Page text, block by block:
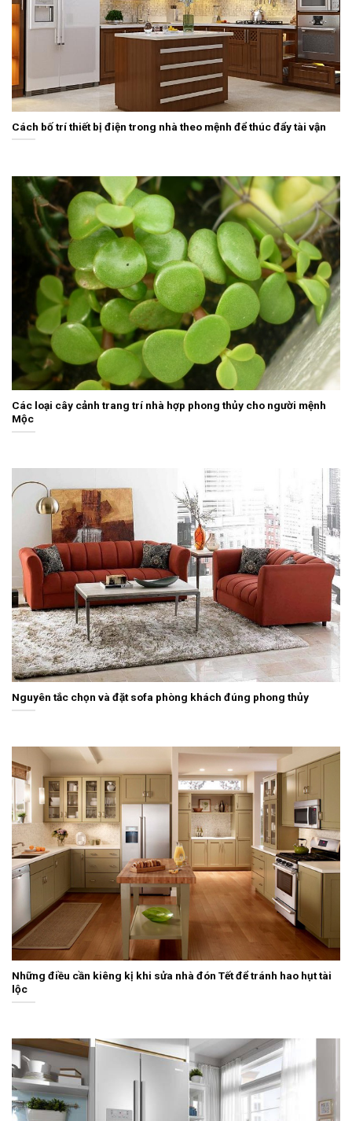
Cách bố trí thiết bị điện trong nhà theo mệnh để thúc đẩy tài vận
Các loại cây cảnh trang trí nhà hợp phong thủy cho người mệnh
Mộc
Nguyên tắc chọn và đặt sofa phòng khách đúng phong thủy
Những điều cần kiêng kị khi sửa nhà đón Tết để tránh hao hụt tài
lộc